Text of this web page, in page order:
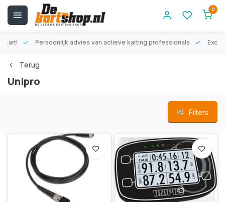
0
Persoonlijk advies van actieve karting professionals
Terug
Unipro
Filters